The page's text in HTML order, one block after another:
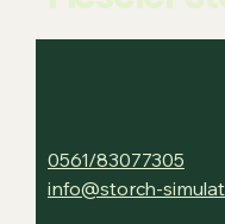
0561/83077305
info@storch-